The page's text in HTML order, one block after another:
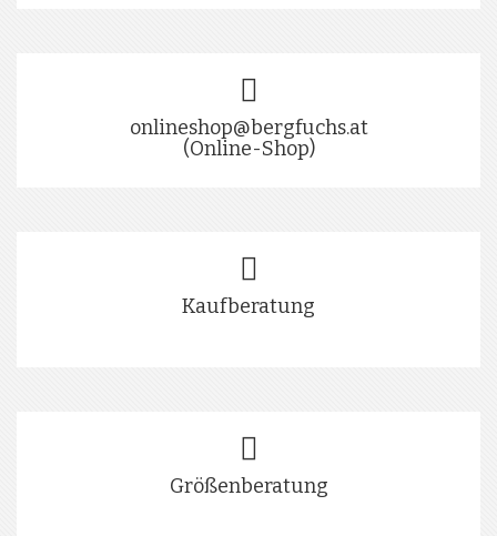
onlineshop@bergfuchs.at
(Online-Shop)
Kaufberatung
Größenberatung